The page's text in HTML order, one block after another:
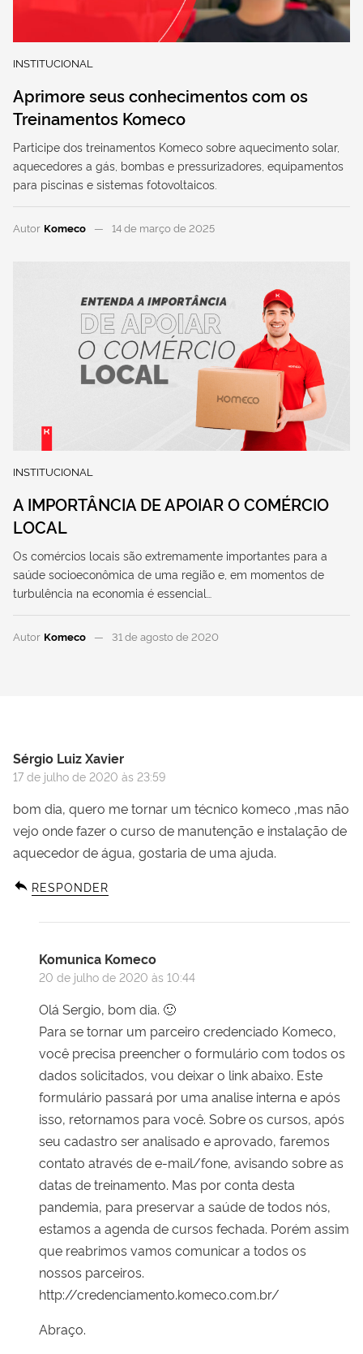
INSTITUCIONAL
Aprimore seus conhecimentos com os
Treinamentos Komeco
Participe dos treinamentos Komeco sobre aquecimento solar,
aquecedores a gás, bombas e pressurizadores, equipamentos
para piscinas e sistemas fotovoltaicos.
Autor Komeco 14 de março de 2025
INSTITUCIONAL
A IMPORTÂNCIA DE APOIAR O COMÉRCIO
LOCAL
Os comércios locais são extremamente importantes para a
saúde socioeconômica de uma região e, em momentos de
turbulência na economia é essencial…
Autor Komeco 31 de agosto de 2020
Sérgio Luiz Xavier
17 de julho de 2020 às 23:59
bom dia, quero me tornar um técnico komeco ,mas não
vejo onde fazer o curso de manutenção e instalação de
aquecedor de água, gostaria de uma ajuda.
RESPONDER
Komunica Komeco
20 de julho de 2020 às 10:44
Olá Sergio, bom dia. 🙂
Para se tornar um parceiro credenciado Komeco,
você precisa preencher o formulário com todos os
dados solicitados, vou deixar o link abaixo. Este
formulário passará por uma analise interna e após
isso, retornamos para você. Sobre os cursos, após
seu cadastro ser analisado e aprovado, faremos
contato através de e-mail/fone, avisando sobre as
datas de treinamento. Mas por conta desta
pandemia, para preservar a saúde de todos nós,
estamos a agenda de cursos fechada. Porém assim
que reabrimos vamos comunicar a todos os
nossos parceiros.
http://credenciamento.komeco.com.br/
Abraço.